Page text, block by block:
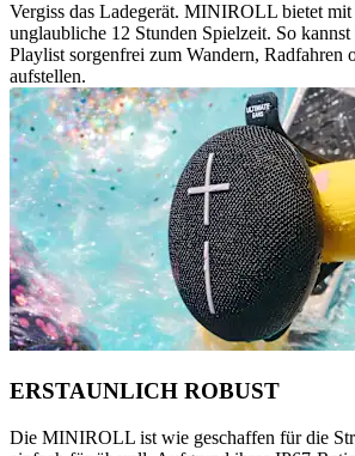
Vergiss das Ladegerät. MINIROLL bietet
unglaubliche 12 Stunden Spielzeit. So
Playlist sorgenfrei zum Wandern, Radfahren
aufstellen.
ERSTAUNLICH ROBUST
Die MINIROLL ist wie geschaffen für die